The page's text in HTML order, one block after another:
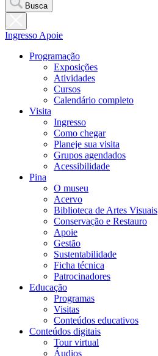
Busca
Ingresso Apoie
Programação
Exposições
Atividades
Cursos
Calendário completo
Visita
Ingresso
Como chegar
Planeje sua visita
Grupos agendados
Acessibilidade
Pina
O museu
Acervo
Biblioteca de Artes Visuais
Conservação e Restauro
Apoie
Gestão
Sustentabilidade
Ficha técnica
Patrocinadores
Educação
Programas
Visitas
Conteúdos educativos​
Conteúdos digitais
Tour virtual
Áudios